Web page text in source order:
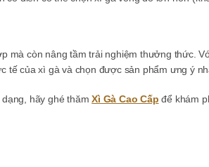
mà còn nâng tầm trải nghiệm thưởng thức.
tế của xì gà và chọn được sản phẩm ưng ý
dạng, hãy ghé thămXì Gà Cao Cấp để khám